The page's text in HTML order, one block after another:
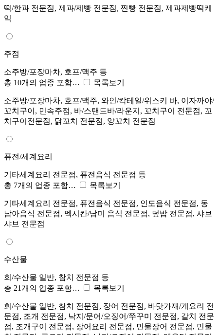
떡/한과 전문점, 제과/제빵 전문점, 찐빵 전문점, 제과제빵떡케
익
주점
소주방/포장마차, 호프/맥주 등
총 10개의 업종 포함…
목록보기
소주방/포장마차, 호프/맥주, 와인/칵테일/위스키 바, 이자까야/
꼬치구이, 민속주점, 바/스탠드바/라운지, 꼬치구이 전문점, 꼬
치구이전문점, 닭꼬치 전문점, 양꼬치 전문점
퓨전/세계요리
기타세계요리 전문점, 퓨전음식 전문점 등
총 7개의 업종 포함…
목록보기
기타세계요리 전문점, 퓨전음식 전문점, 인도음식 전문점, 동
남아음식 전문점, 멕시칸/남미 음식 전문점, 덮밥 전문점, 샤브
샤브 전문점
수산물
회/수산물 일반, 참치 전문점 등
총 21개의 업종 포함…
목록보기
회/수산물 일반, 참치 전문점, 장어 전문점, 바닷가재/게요리 전
문점, 조개 전문점, 낙지/문어/오징어/쭈꾸미 전문점, 갈치 전문
점, 조개구이 전문점, 장어요리 전문점, 민물장어 전문점, 민물